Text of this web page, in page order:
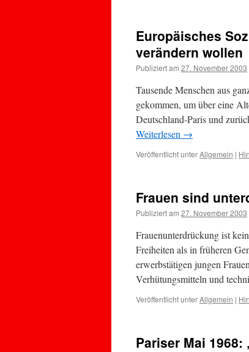
Europäisches
verändern wollen
Publiziert am 27. November 2003
Tausende Menschen aus
gekommen, um über eine
Deutschland-Paris und
Weiterlesen →
Veröffentlicht unterAllgemein |
Frauen sind
Publiziert am 27. November 2003
Frauenunterdrückung ist
Freiheiten als in früheren
erwerbstätigen jungen
Verhütungsmitteln und
Veröffentlicht unterAllgemein |
Pariser Mai